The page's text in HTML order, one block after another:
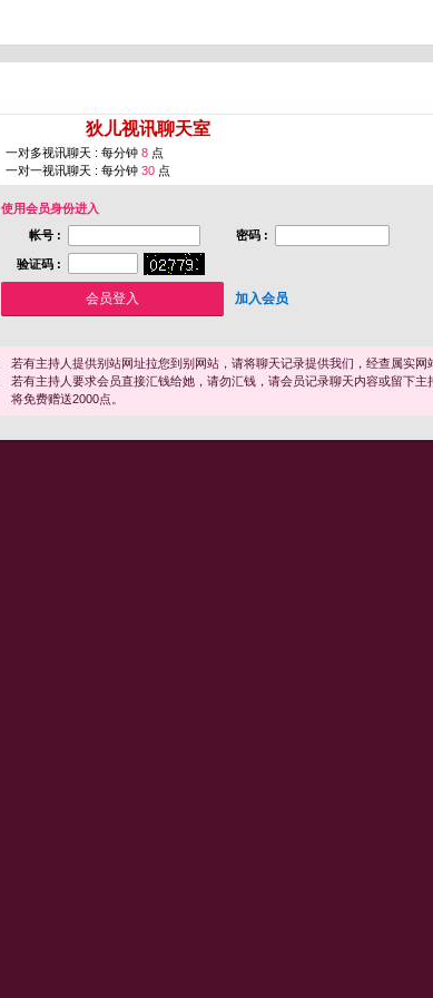
狄儿视讯聊天室
一对多视讯聊天 : 每分钟 8 点
一对一视讯聊天 : 每分钟 30 点
使用会员身份进入
帐号 :
密码 :
验证码 :
加入会员
若有主持人提供别站网址拉您到别网站，请将聊天记录提供我们，经查属实网
若有主持人要求会员直接汇钱给她，请勿汇钱，请会员记录聊天内容或留下
将免费赠送2000点。